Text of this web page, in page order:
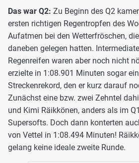
Das war Q2: Zu Beginn des Q2
ersten richtigen Regentropfen des
Aufatmen bei den Wetterfröschen,
daneben gelegen hatten.
Regenreifen waren aber noch nicht
erzielte in 1:08.901 Minuten sogar
Streckenrekord, den er kurz darauf
Zunächst eine bzw. zwei Zehntel
und Kimi Räikkönen, anders als im
Supersofts. Doch dann konterten
von Vettel in 1:08.494 Minuten!
gelang keine ideale zweite Runde.